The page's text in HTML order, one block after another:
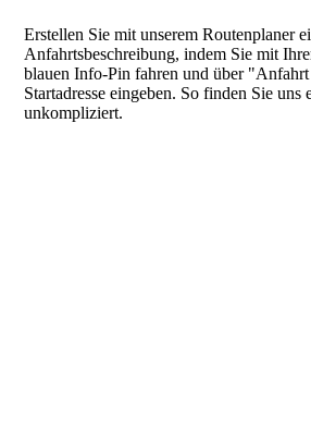
Erstellen Sie mit unserem Routenplaner
Anfahrtsbeschreibung, indem Sie mit
blauen Info-Pin fahren und über
Startadresse eingeben. So finden Sie uns
unkompliziert.